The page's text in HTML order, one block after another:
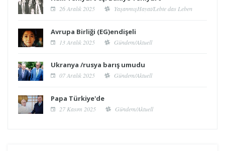
26 Aralık 2025 YaşanmışHayat/Lebte das Leben
Avrupa Birliği (EG)endişeli
13 Aralık 2025 Gündem/Aktuell
Ukranya /rusya barış umudu
07 Aralık 2025 Gündem/Aktuell
Papa Türkiye'de
27 Kasım 2025 Gündem/Aktuell